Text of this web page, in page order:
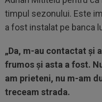
timpul sezonului. Este
a fost instalat pe banca
„Da, m-au contactat și
frumos și asta a fost.
am prieteni, nu m-am
treceam strada.